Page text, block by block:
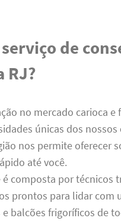
de
RJ?
no mercado carioca e
únicas dos nossos
nos permite oferecer
até você.
composta por técnicos
prontos para lidar com
balcões frigoríficos de